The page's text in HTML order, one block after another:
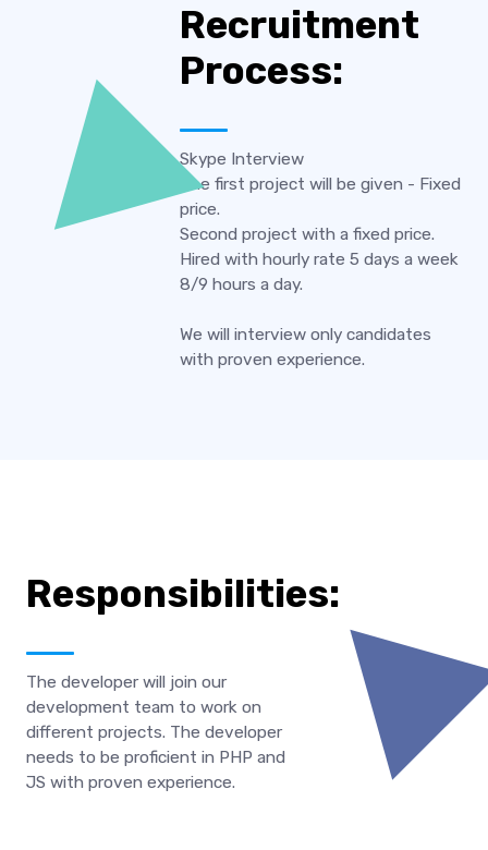
Recruitment
Process:
Skype Interview
The first project will be given - Fixed
price.
Second project with a fixed price.
Hired with hourly rate 5 days a week
8/9 hours a day.
We will interview only candidates
with proven experience.
Responsibilities:
The developer will join our
development team to work on
different projects. The developer
needs to be proficient in PHP and
JS with proven experience.